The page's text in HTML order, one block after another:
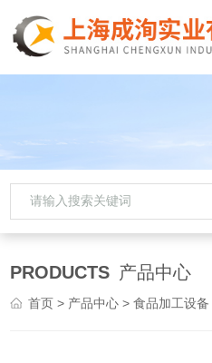
PRODUCTS 产品中心
首页 > 产品中心 >食品加工设备